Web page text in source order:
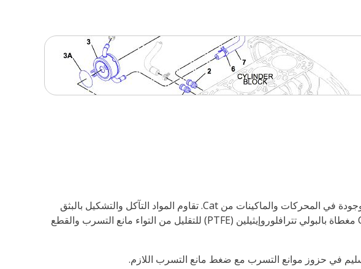
الحلقات الدائرية من Cat®‎ مصنوعة من المواد التي تتطابق مع السوائل، ودرجات الحرارة، وقيم الضغط الموجودة في المحركات والماكينات من Cat. تقاوم المواد التآكل والتشكيل بالبثق
وتوفر مقاومة فائقة لمجموعة ضغط مانع التسرب. بالإضافة إلى ذلك، بعض الحلقات الدائرية الخاصة من Cat مغطاة بالبولي تترافلوروإيثيلين (PTFE) للتقليل من التواء مانع التسرب والقطع
سليم في حزوز موانع التسرب مع ضغط مانع التسرب اللازم.